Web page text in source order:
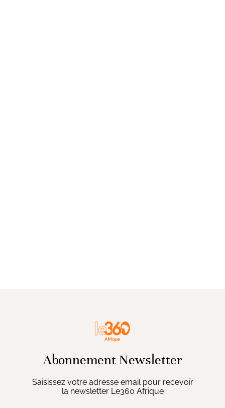
Abonnement Newsletter
Saisissez votre adresse email pour recevoir
la newsletter Le360 Afrique